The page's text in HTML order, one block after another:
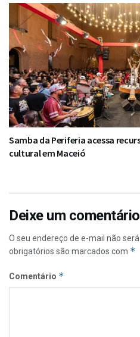
Samba da Periferia acessa
cultural em Maceió
Deixe um comentário
O seu endereço de e-mail não
obrigatórios são marcados com *
Comentário *